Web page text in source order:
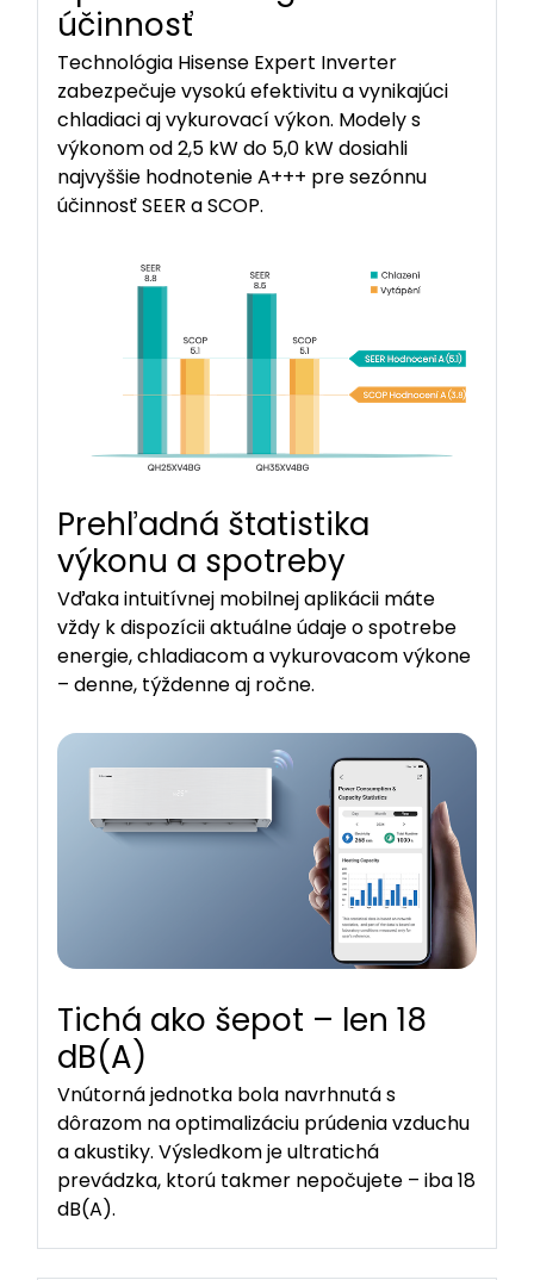
účinnosť
Technológia Hisense Expert Inverter
zabezpečuje vysokú efektivitu a vynikajúci
chladiaci aj vykurovací výkon. Modely s
výkonom od 2,5 kW do 5,0 kW dosiahli
najvyššie hodnotenie A+++ pre sezónnu
účinnosť SEER a SCOP.
Prehľadná štatistika
výkonu a spotreby
Vďaka intuitívnej mobilnej aplikácii máte
vždy k dispozícii aktuálne údaje o spotrebe
energie, chladiacom a vykurovacom výkone
– denne, týždenne aj ročne.
Tichá ako šepot – len 18
dB(A)
Vnútorná jednotka bola navrhnutá s
dôrazom na optimalizáciu prúdenia vzduchu
a akustiky. Výsledkom je ultratichá
prevádzka, ktorú takmer nepočujete – iba 18
dB(A).